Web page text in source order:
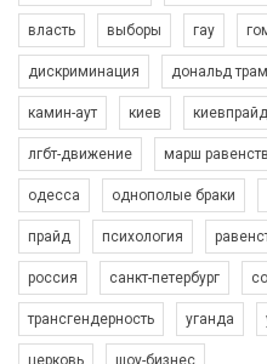
6/30/2017
Емоційний та вражаючий
представляє програму "Гей-
насильству проти ЛГБТ в
Ми просимо вашої
програму з боротьби з
1.9K Просмотров • 226
власть выборы гау
дискриминация дональд
камин-аут киев киевпрайд
лгбт-движение марш
одесса однополые браки
прайд психология
россия санкт-петербург
трансгендерность уганда